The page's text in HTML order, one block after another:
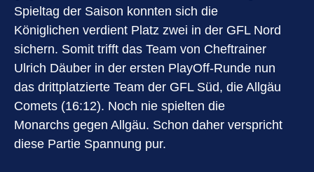
Spieltag der Saison konnten sich die
Königlichen verdient Platz zwei in der GFL Nord
sichern. Somit trifft das Team von Cheftrainer
Ulrich Däuber in der ersten PlayOff-Runde nun
das drittplatzierte Team der GFL Süd, die Allgäu
Comets (16:12). Noch nie spielten die
Monarchs gegen Allgäu. Schon daher verspricht
diese Partie Spannung pur.